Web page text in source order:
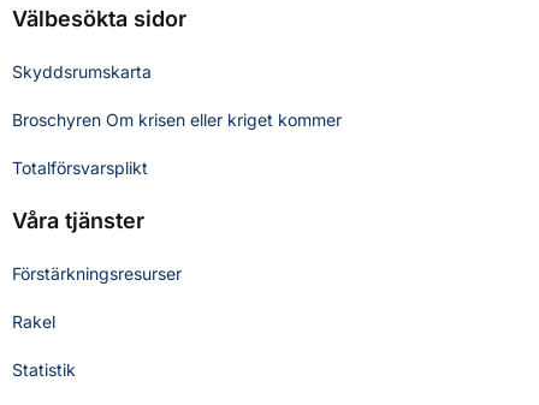
Välbesökta sidor
Skyddsrumskarta
Broschyren Om krisen eller kriget kommer
Totalförsvarsplikt
Våra tjänster
Förstärkningsresurser
Rakel
Statistik